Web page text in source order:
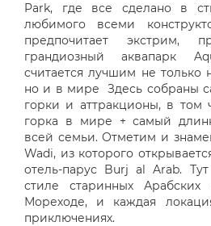
Park, где все сделано в
любимого всеми
предпочитает экстрим,
грандиозный аквапарк
считается лучшим не только
но и в мире Здесь собраны
горки и аттракционы, в том
горка в мире + самый
всей семьи. Отметим и
Wadi, из которого
отель-парус Burj al Arab.
стиле старинных
Мореходе, и каждая
приключениях.